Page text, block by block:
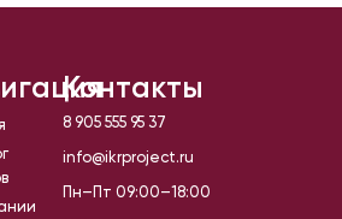
Контакты
8 905 555 95 37
info@ikrproject.ru
Пн–Пт 09:00–18:00